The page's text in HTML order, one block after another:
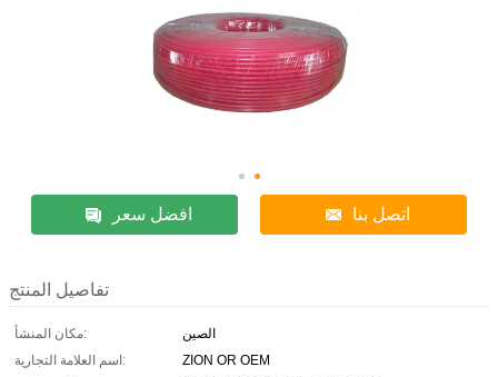
افضل سعر اتصل بنا
تفاصيل المنتج
مكان المنشأ:
الصين
اسم العلامة التجارية:
ZION OR OEM